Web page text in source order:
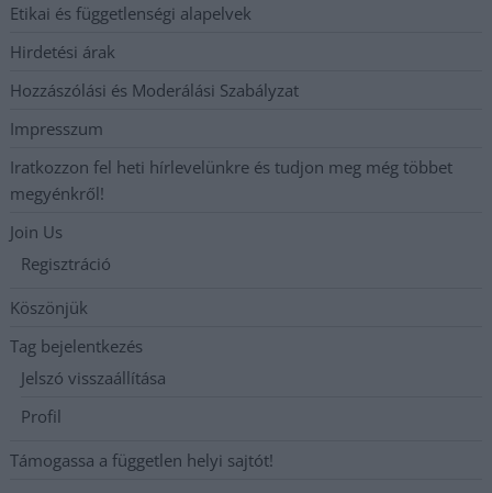
Etikai és függetlenségi alapelvek
Hirdetési árak
Hozzászólási és Moderálási Szabályzat
Impresszum
Iratkozzon fel heti hírlevelünkre és tudjon meg még többet
megyénkről!
Join Us
Regisztráció
Köszönjük
Tag bejelentkezés
Jelszó visszaállítása
Profil
Támogassa a független helyi sajtót!